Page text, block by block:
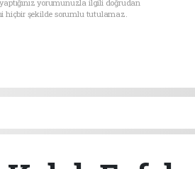
yorumunuzla ilgili doğrudan
hiçbir şekilde sorumlu tutulamaz.